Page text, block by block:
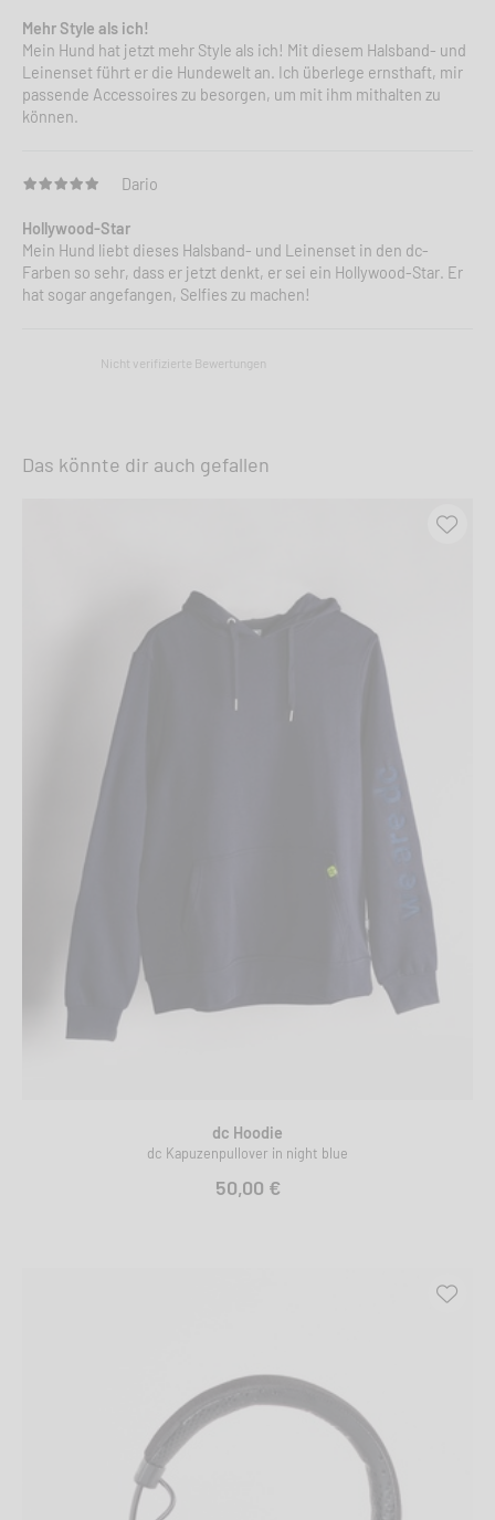
Mehr Style als ich!
Mein Hund hat jetzt mehr Style als ich! Mit diesem Halsband- und
Leinenset führt er die Hundewelt an. Ich überlege ernsthaft, mir
passende Accessoires zu besorgen, um mit ihm mithalten zu
können.
Dario
Hollywood-Star
Mein Hund liebt dieses Halsband- und Leinenset in den dc-
Farben so sehr, dass er jetzt denkt, er sei ein Hollywood-Star. Er
hat sogar angefangen, Selfies zu machen!
Nicht verifizierte Bewertungen
Das könnte dir auch gefallen
dc Hoodie
dc Kapuzenpullover in night blue
50,00 €